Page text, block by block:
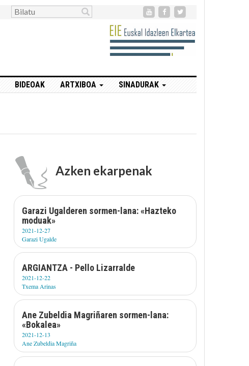
BIDEOAK ARTXIBOA SINADURAK
Azken ekarpenak
Garazi Ugalderen sormen-lana: «Hazteko
moduak»
2021-12-27
Garazi Ugalde
ARGIANTZA - Pello Lizarralde
2021-12-22
Txema Arinas
Ane Zubeldia Magriñaren sormen-lana:
«Bokalea»
2021-12-13
Ane Zubeldia Magriña